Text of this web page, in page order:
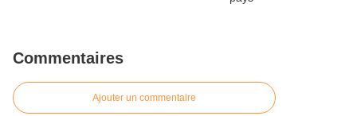
Commentaires
Ajouter un commentaire